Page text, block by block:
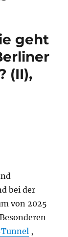
geht
(II),
bei der
von 2025
,